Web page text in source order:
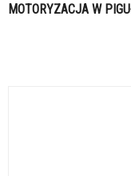
MOTORYZACJA W